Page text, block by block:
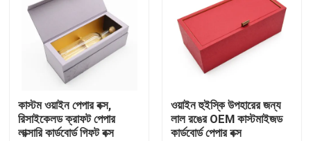
পণ্য
আমাদের সম্পর্কে
কাস্টম ওয়াইন পেপার বক্স,
রিসাইকেলড ক্রাফট পেপার
লাক্সারি কার্ডবোর্ড গিফট বক্স
ওয়াইন হুইস্কি উপহারের জন্য
লাল রঙের OEM কাস্টমাইজড
কার্ডবোর্ড পেপার বক্স